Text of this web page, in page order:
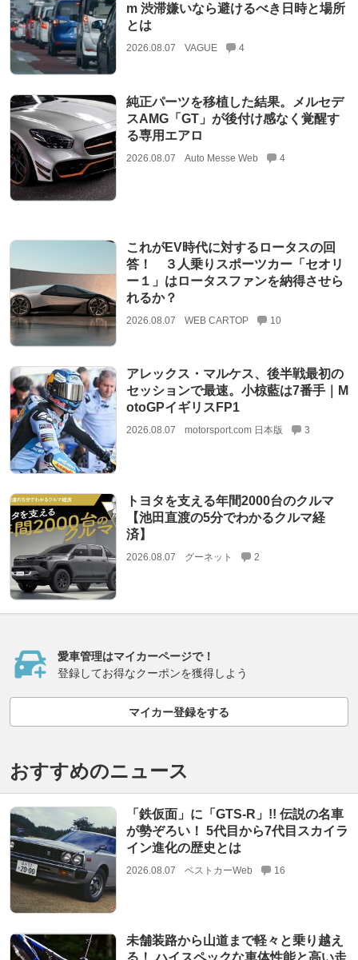
m 渋滞嫌いなら避けるべき日時と場所
とは
2026.08.07 VAGUE 4
純正パーツを移植した結果。メルセデ
スAMG「GT」が後付け感なく覚醒す
る専用エアロ
2026.08.07 Auto Messe Web 4
これがEV時代に対するロータスの回
答！ ３人乗りスポーツカー「セオリ
ー１」はロータスファンを納得させら
れるか？
2026.08.07 WEB CARTOP 10
アレックス・マルケス、後半戦最初の
セッションで最速。小椋藍は7番手｜M
otoGPイギリスFP1
2026.08.07 motorsport.com 日本版 3
トヨタを支える年間2000台のクルマ
【池田直渡の5分でわかるクルマ経
済】
2026.08.07 グーネット 2
愛車管理はマイカーページで！
登録してお得なクーポンを獲得しよう
マイカー登録をする
おすすめのニュース
「鉄仮面」に「GTS-R」!! 伝説の名車
が勢ぞろい！ 5代目から7代目スカイラ
イン進化の歴史とは
2026.08.07 ベストカーWeb 16
未舗装路から山道まで軽々と乗り越え